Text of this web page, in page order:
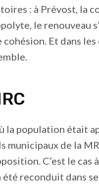
: à Prévost, la
le renouveau
Et dans les
la population était
municipaux de la
C’est le cas
reconduit dans